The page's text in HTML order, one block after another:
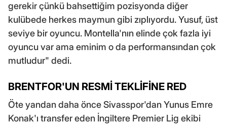
gerekir çünkü bahsettiğim pozisyonda diğer
kulübede herkes maymun gibi zıplıyordu. Yusuf, üst
seviye bir oyuncu. Montella'nın elinde çok fazla iyi
oyuncu var ama eminim o da performansından çok
mutludur" dedi.
BRENTFOR'UN RESMİ TEKLİFİNE RED
Öte yandan daha önce Sivasspor'dan Yunus Emre
Konak'ı transfer eden İngiltere Premier Lig ekibi